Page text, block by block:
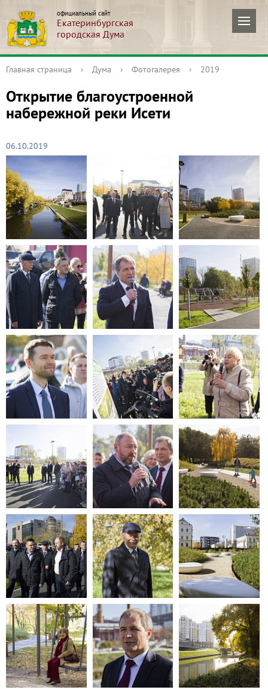
официальный сайт
Екатеринбургская
городская Дума
Главная страница › Дума › Фотогалерея › 2019
Открытие благоустроенной
набережной реки Исети
06.10.2019